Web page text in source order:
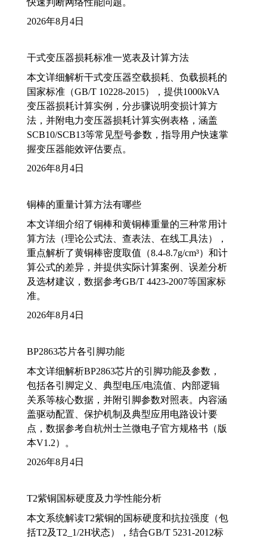
快速判断网络性能问题。
2026年8月4日
干式变压器损耗标准一览表及计算方法
本文详细解析干式变压器空载损耗、负载损耗的
国家标准（GB/T 10228-2015），提供1000kVA
变压器损耗计算实例，分步骤说明变损计算方
法，并附电力变压器损耗计算实例表格，涵盖
SCB10/SCB13等常见型号参数，指导用户快速掌
握变压器能效评估要点。
2026年8月4日
铜棒的重量计算方法有哪些
本文详细介绍了铜棒和黄铜棒重量的三种常用计
算方法（理论公式法、查表法、在线工具法），
重点解析了黄铜棒密度取值（8.4-8.7g/cm³）和计
算公式的差异，并提供实际计算案例、误差分析
及选材建议，数据参考GB/T 4423-2007等国家标
准。
2026年8月4日
BP2863芯片各引脚功能
本文详细解析BP2863芯片的引脚功能及参数，
包括各引脚定义、典型电压/电流值、内部逻辑
关系等核心数据，并附引脚参数对照表。内容涵
盖驱动配置、保护机制及典型应用电路设计要
点，数据参考自杭州士兰微电子官方规格书（版
本V1.2）。
2026年8月4日
T2紫铜国标硬度及力学性能分析
本文系统解读T2紫铜的国标硬度和抗拉强度（包
括T2及T2_1/2H状态），结合GB/T 5231-2012标